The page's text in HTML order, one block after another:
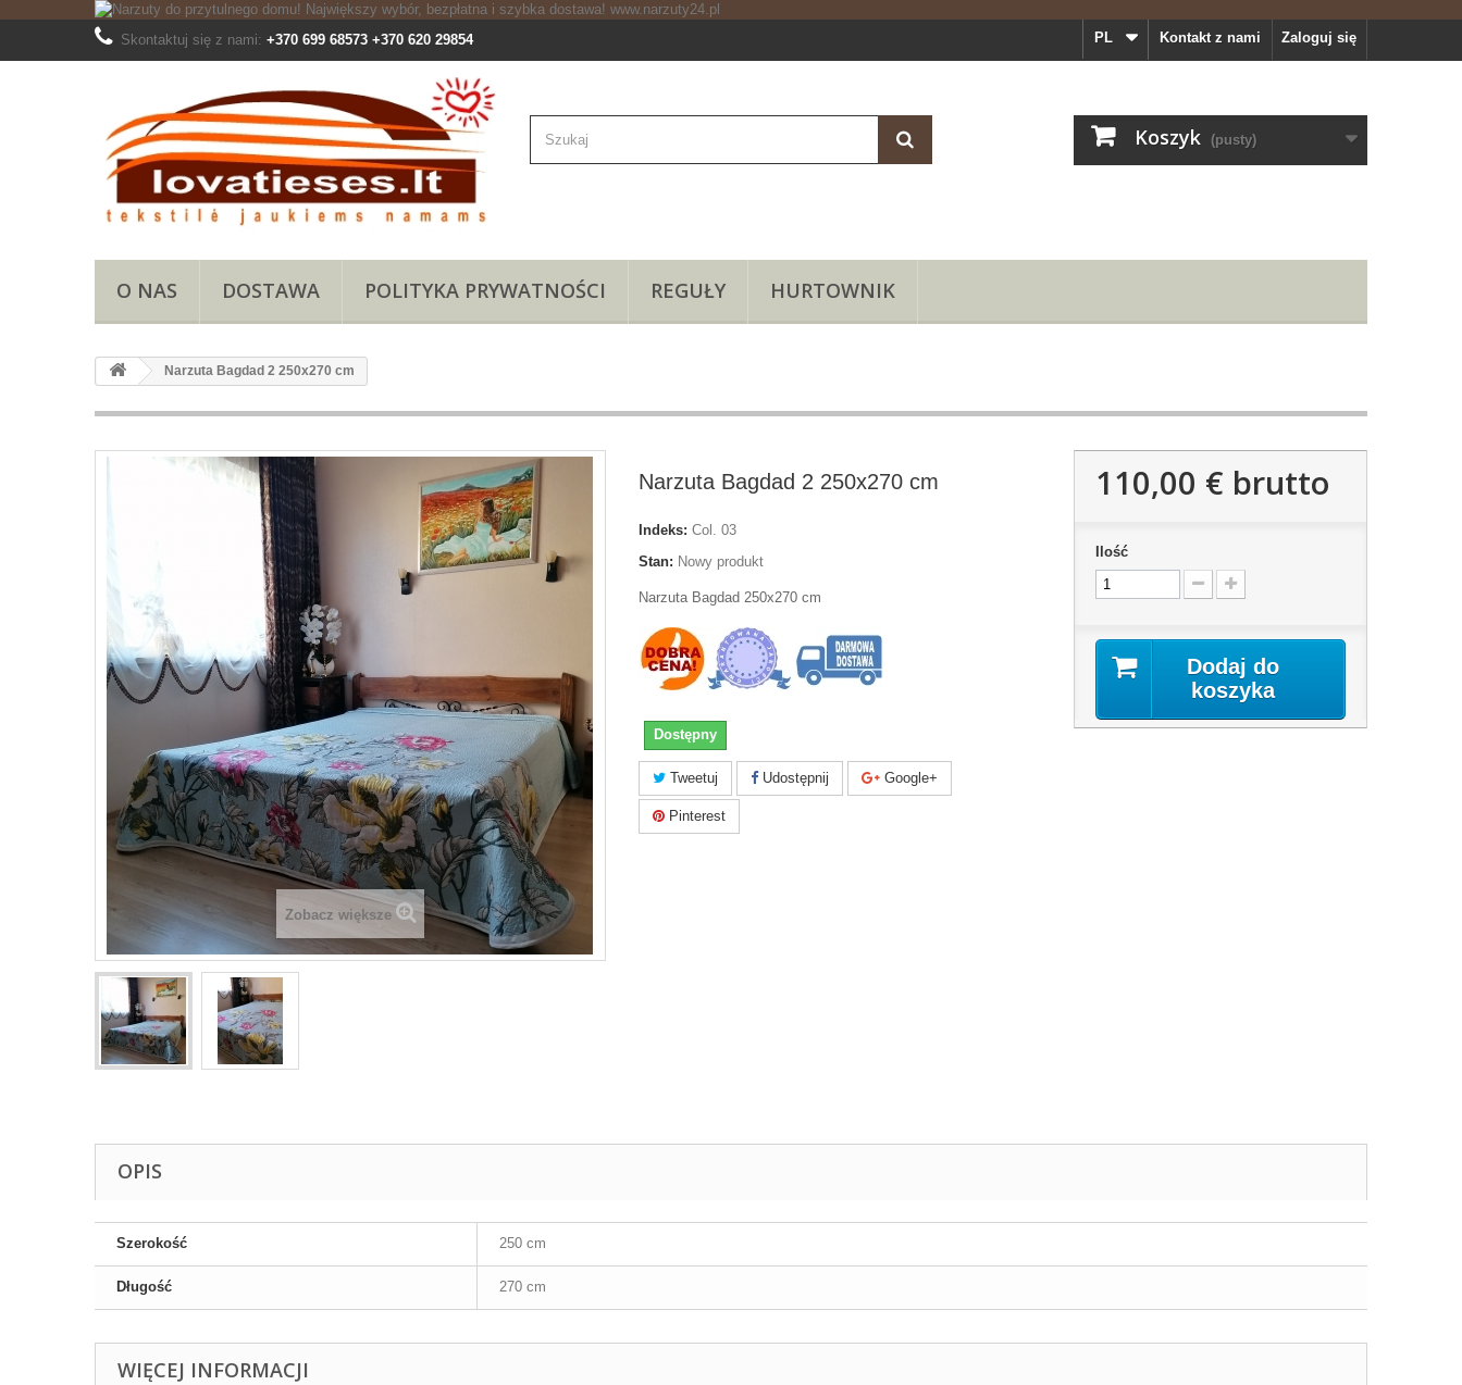
Zaloguj się
Kontakt z nami
Skontaktuj się z nami: +370 699 68573 +370 620 29854 PL
Koszyk (pusty)
O NAS DOSTAWA POLITYKA PRYWATNOŚCI REGUŁY HURTOWNIK
Narzuta Bagdad 2 250x270 cm
Zobacz większe
Narzuta Bagdad 2 250x270 cm
Indeks: Col. 03
Stan: Nowy produkt
Narzuta Bagdad 250x270 cm
Dostępny
Tweetuj Udostępnij Google+
Pinterest
110,00 € brutto
Ilość
Dodaj do
koszyka
OPIS
Szerokość 250 cm
Długość 270 cm
WIĘCEJ INFORMACJI